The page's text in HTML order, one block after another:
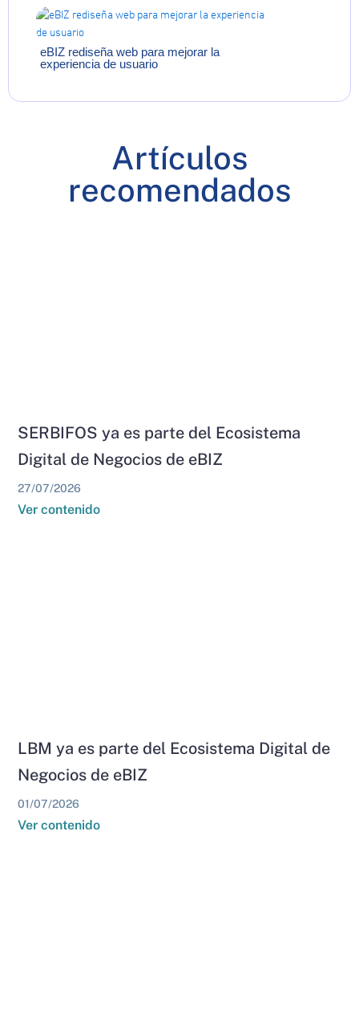
eBIZ rediseña web para mejorar la
experiencia de usuario
Artículos
recomendados
SERBIFOS ya es parte del Ecosistema
Digital de Negocios de eBIZ
27/07/2026
Ver contenido
LBM ya es parte del Ecosistema Digital de
Negocios de eBIZ
01/07/2026
Ver contenido